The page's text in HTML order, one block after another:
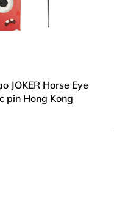
JOKER Horse Eye
pin Hong Kong